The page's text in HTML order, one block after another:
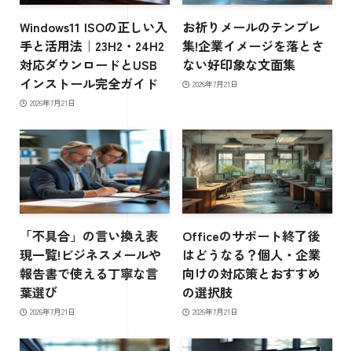
Windows11 ISOの正しい入
手と活用法｜23H2・24H2
対応ダウンロードとUSB
インストール完全ガイド
2026年7月21日
お祈りメールのテンプレ
集!企業イメージを落とさ
ない好印象な文面集
2026年7月21日
「不具合」の言い換え表
現一覧!ビジネスメールや
報告書で使える丁寧な言
葉選び
2026年7月21日
Officeのサポート終了後
はどうなる？個人・企業
向けの対応策とおすすめ
の選択肢
2026年7月21日